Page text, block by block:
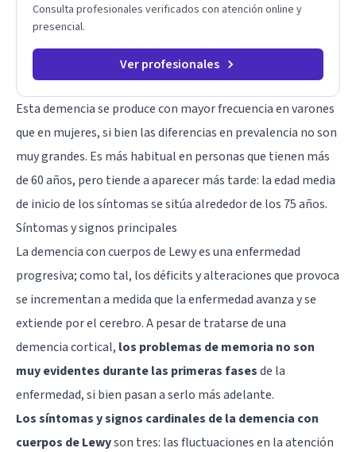
Consulta profesionales verificados con atención online y
presencial.
Ver profesionales
Esta demencia se produce con mayor frecuencia en varones
que en mujeres, si bien las diferencias en prevalencia no son
muy grandes. Es más habitual en personas que tienen más
de 60 años, pero tiende a aparecer más tarde: la edad media
de inicio de los síntomas se sitúa alrededor de los 75 años.
Síntomas y signos principales
La demencia con cuerpos de Lewy es una enfermedad
progresiva; como tal, los déficits y alteraciones que provoca
se incrementan a medida que la enfermedad avanza y se
extiende por el cerebro. A pesar de tratarse de una
demencia cortical, los problemas de memoria no son
muy evidentes durante las primeras fasesde la
enfermedad, si bien pasan a serlo más adelante.
Los síntomas y signos cardinales de la demencia con
cuerpos de Lewyson tres: las fluctuaciones en la atención